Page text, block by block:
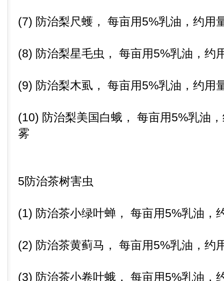
(7) 防治梨尺蠖， 每亩用5%乳油，约用
(8) 防治梨星毛虫， 每亩用5%乳油，约
(9) 防治梨木虱， 每亩用5%乳油，约用
(10) 防治梨美国白蛾， 每亩用5%乳油
雾
5防治茶树害虫
(1) 防治茶小绿叶蝉， 每亩用5%乳油，
(2) 防治茶黄蓟马， 每亩用5%乳油，约
(3) 防治茶小卷叶蛾， 每亩用5%乳油，